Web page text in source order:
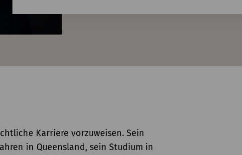
Karriere vorzuweisen. Sein
in Queensland, sein Studium in